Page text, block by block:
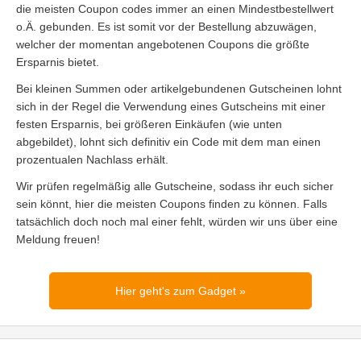
die meisten Coupon codes immer an einen Mindestbestellwert
o.Ä. gebunden. Es ist somit vor der Bestellung abzuwägen,
welcher der momentan angebotenen Coupons die größte
Ersparnis bietet.
Bei kleinen Summen oder artikelgebundenen Gutscheinen lohnt
sich in der Regel die Verwendung eines Gutscheins mit einer
festen Ersparnis, bei größeren Einkäufen (wie unten
abgebildet), lohnt sich definitiv ein Code mit dem man einen
prozentualen Nachlass erhält.
Wir prüfen regelmäßig alle Gutscheine, sodass ihr euch sicher
sein könnt, hier die meisten Coupons finden zu können. Falls
tatsächlich doch noch mal einer fehlt, würden wir uns über eine
Meldung freuen!
Hier geht's zum Gadget